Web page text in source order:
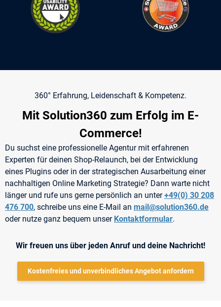
360° Erfahrung, Leidenschaft & Kompetenz.
Mit Solution360 zum Erfolg im E-
Commerce!
Du suchst eine professionelle Agentur mit erfahrenen
Experten für deinen Shop-Relaunch, bei der Entwicklung
eines Plugins oder in der strategischen Ausarbeitung einer
nachhaltigen Online Marketing Strategie? Dann warte nicht
länger und rufe uns gerne persönlich an unter+49(0) 30 208
476 700, schreibe uns eine E-Mail an mail@solution360.de
oder nutze ganz bequem unser Kontaktformular.
Wir freuen uns über jeden Anruf und deine Nachricht!
Kostenfreies und unverbindliches Angebot anfordern